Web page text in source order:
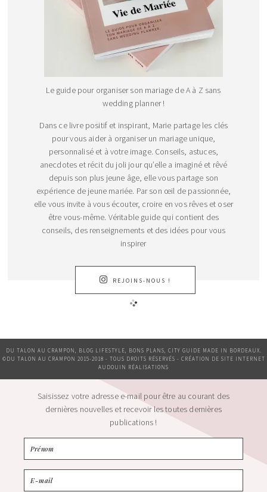
Le guide pour organiser son mariage de A à Z sans
wedding planner !
Dans ce livre positif et inspirant, Marie partage les clés
pour vous aider à organiser un mariage unique,
personnalisé et à votre image. Conseils, astuces,
anecdotes et récit du joli jour qu’elle a imaginé et rêvé
depuis son plus jeune âge, elle vous partage son
expérience de jeune mariée. Par son œil de passionnée,
elle vous invite à vous écouter, croire en vos rêves et oser
être vous-même. Véritable guide qui contient des
conseils, des renseignements et des idées pour vous
inspirer
REJOINS-NOUS !
DU TALON AU CRAMPON, BLOG LIFESTYLE, BONS PLANS, CITY GUIDE MADE IN BORDEAUX.
©DU TALON AU CRAMPON 2015-2018 - TOUS DROITS RÉSERVÉS - CRÉATION DE SITE INTERNET
AUDOUIN RÉALISATIONS
Saisissez votre adresse e-mail pour être au courant des
dernières nouvelles et recevoir les toutes dernières
publications !